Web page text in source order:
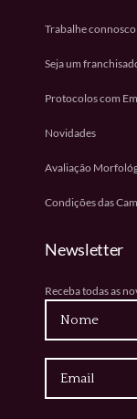
Trabalhe connosco
Seja um
Protocolos com
Novidades
Avaliação
Condições das
Newsletter
Receba todas as